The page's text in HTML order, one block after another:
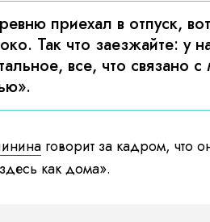
приехал в отпуск,
Так что заезжайте: у
все, что связано
говорит за кадром, что
как дома».